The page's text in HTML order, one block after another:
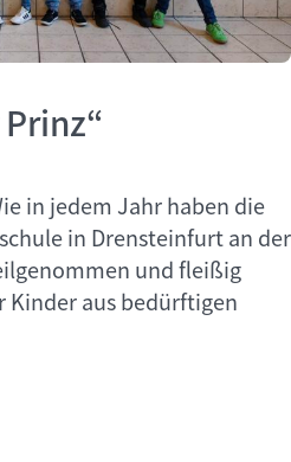
in jedem Jahr haben die
in Drensteinfurt an der
und fleißig
Kinder aus bedürftigen